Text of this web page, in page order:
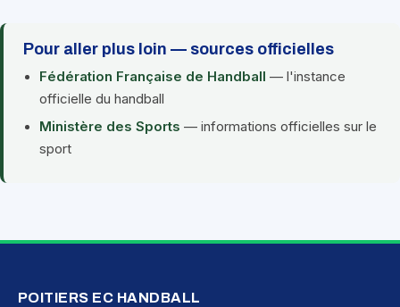
Pour aller plus loin — sources officielles
Fédération Française de Handball — l'instance
officielle du handball
Ministère des Sports — informations officielles sur le
sport
POITIERS EC HANDBALL